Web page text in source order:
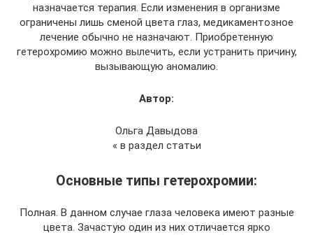
назначается терапия. Если изменения в организме
ограничены лишь сменой цвета глаз, медикаментозное
лечение обычно не назначают. Приобретенную
гетерохромию можно вылечить, если устранить причину,
вызывающую аномалию.
Автор:
Ольга Давыдова
« в раздел статьи
Основные типы гетерохромии:
Полная. В данном случае глаза человека имеют разные
цвета. Зачастую один из них отличается ярко